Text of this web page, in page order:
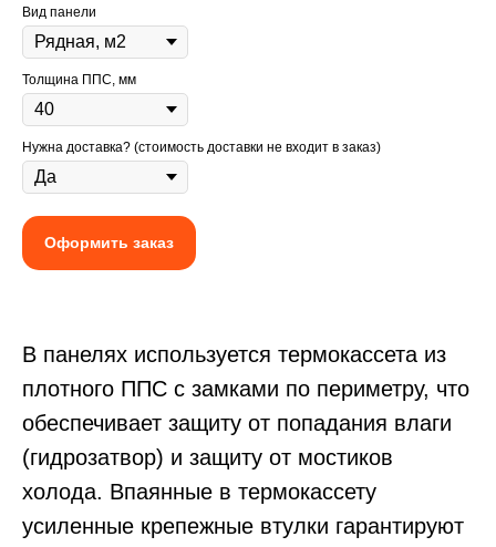
Вид панели
Толщина ППС, мм
Нужна доставка? (стоимость доставки не входит в заказ)
Оформить заказ
В панелях используется термокассета из
плотного ППС с замками по периметру, что
обеспечивает защиту от попадания влаги
(гидрозатвор) и защиту от мостиков
холода. Впаянные в термокассету
усиленные крепежные втулки гарантируют